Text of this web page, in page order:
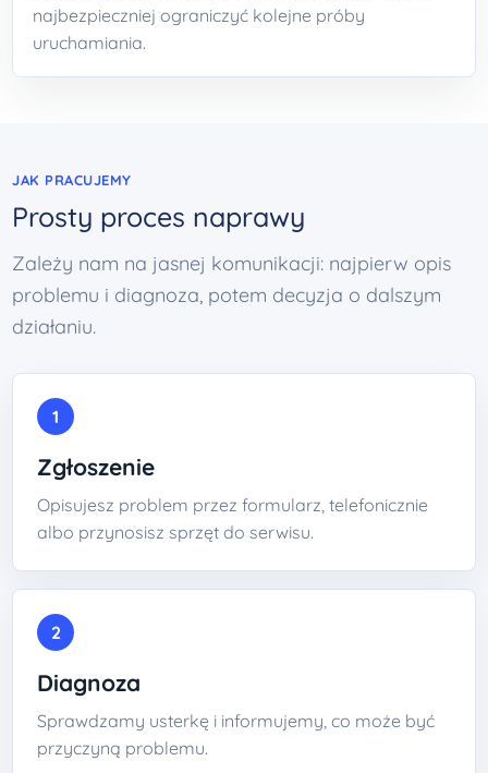
najbezpieczniej ograniczyć kolejne próby
uruchamiania.
JAK PRACUJEMY
Prosty proces naprawy
Zależy nam na jasnej komunikacji: najpierw opis
problemu i diagnoza, potem decyzja o dalszym
działaniu.
1
Zgłoszenie
Opisujesz problem przez formularz, telefonicznie
albo przynosisz sprzęt do serwisu.
2
Diagnoza
Sprawdzamy usterkę i informujemy, co może być
przyczyną problemu.